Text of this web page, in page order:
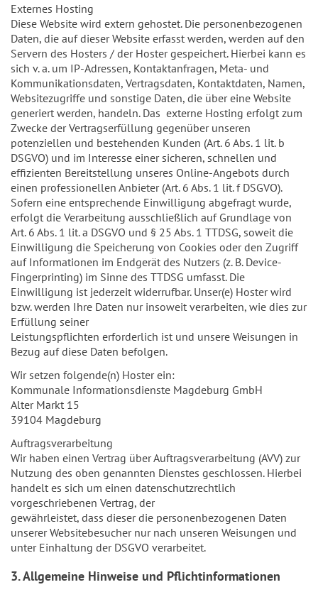
Externes Hosting
Diese Website wird extern gehostet. Die personenbezogenen
Daten, die auf dieser Website erfasst werden, werden auf den
Servern des Hosters / der Hoster gespeichert. Hierbei kann es
sich v. a. um IP-Adressen, Kontaktanfragen, Meta- und
Kommunikationsdaten, Vertragsdaten, Kontaktdaten, Namen,
Websitezugriffe und sonstige Daten, die über eine Website
generiert werden, handeln. Das externe Hosting erfolgt zum
Zwecke der Vertragserfüllung gegenüber unseren
potenziellen und bestehenden Kunden (Art. 6 Abs. 1 lit. b
DSGVO) und im Interesse einer sicheren, schnellen und
effizienten Bereitstellung unseres Online-Angebots durch
einen professionellen Anbieter (Art. 6 Abs. 1 lit. f DSGVO).
Sofern eine entsprechende Einwilligung abgefragt wurde,
erfolgt die Verarbeitung ausschließlich auf Grundlage von
Art. 6 Abs. 1 lit. a DSGVO und § 25 Abs. 1 TTDSG, soweit die
Einwilligung die Speicherung von Cookies oder den Zugriff
auf Informationen im Endgerät des Nutzers (z. B. Device-
Fingerprinting) im Sinne des TTDSG umfasst. Die
Einwilligung ist jederzeit widerrufbar. Unser(e) Hoster wird
bzw. werden Ihre Daten nur insoweit verarbeiten, wie dies zur
Erfüllung seiner
Leistungspflichten erforderlich ist und unsere Weisungen in
Bezug auf diese Daten befolgen.
Wir setzen folgende(n) Hoster ein:
Kommunale Informationsdienste Magdeburg GmbH
Alter Markt 15
39104 Magdeburg
Auftragsverarbeitung
Wir haben einen Vertrag über Auftragsverarbeitung (AVV) zur
Nutzung des oben genannten Dienstes geschlossen. Hierbei
handelt es sich um einen datenschutzrechtlich
vorgeschriebenen Vertrag, der
gewährleistet, dass dieser die personenbezogenen Daten
unserer Websitebesucher nur nach unseren Weisungen und
unter Einhaltung der DSGVO verarbeitet.
3. Allgemeine Hinweise und Pflichtinformationen